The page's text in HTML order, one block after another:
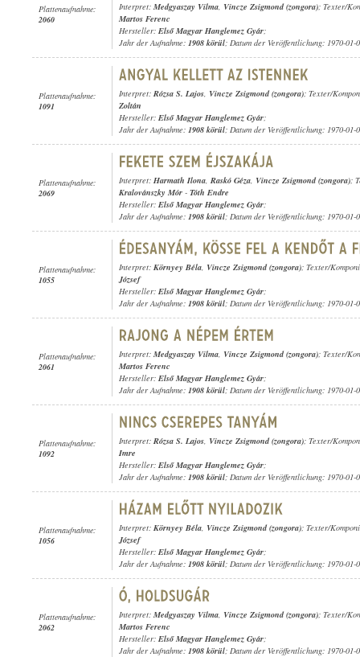
Plattenaufnahme:
2060
Interpret: Medgyaszay Vilma, Vincze Zsigmond (zongora); Texter/
Martos Ferenc
Hersteller: Első Magyar Hanglemez Gyár;
Jahr der Aufnahme: 1908 körül; Datum der Veröffentlichung: 1970-01-
Plattenaufnahme:
1091
Interpret: Rózsa S. Lajos, Vincze Zsigmond (zongora); Texter/
Zoltán
Hersteller: Első Magyar Hanglemez Gyár;
Jahr der Aufnahme: 1908 körül; Datum der Veröffentlichung: 1970-01-
Plattenaufnahme:
2069
Interpret: Harmath Ilona, Raskó Géza, Vincze Zsigmond (zongora);
Kralovánszky Mór - Tóth Endre
Hersteller: Első Magyar Hanglemez Gyár;
Jahr der Aufnahme: 1908 körül; Datum der Veröffentlichung: 1970-01-
Plattenaufnahme:
1055
Interpret: Környey Béla, Vincze Zsigmond (zongora); Texter/
József
Hersteller: Első Magyar Hanglemez Gyár;
Jahr der Aufnahme: 1908 körül; Datum der Veröffentlichung: 1970-01-
Plattenaufnahme:
2061
Interpret: Medgyaszay Vilma, Vincze Zsigmond (zongora); Texter/
Martos Ferenc
Hersteller: Első Magyar Hanglemez Gyár;
Jahr der Aufnahme: 1908 körül; Datum der Veröffentlichung: 1970-01-
Plattenaufnahme:
1092
Interpret: Rózsa S. Lajos, Vincze Zsigmond (zongora); Texter/
Imre
Hersteller: Első Magyar Hanglemez Gyár;
Jahr der Aufnahme: 1908 körül; Datum der Veröffentlichung: 1970-01-
Plattenaufnahme:
1056
Interpret: Környey Béla, Vincze Zsigmond (zongora); Texter/
József
Hersteller: Első Magyar Hanglemez Gyár;
Jahr der Aufnahme: 1908 körül; Datum der Veröffentlichung: 1970-01-
Plattenaufnahme:
2062
Interpret: Medgyaszay Vilma, Vincze Zsigmond (zongora); Texter/
Martos Ferenc
Hersteller: Első Magyar Hanglemez Gyár;
Jahr der Aufnahme: 1908 körül; Datum der Veröffentlichung: 1970-01-